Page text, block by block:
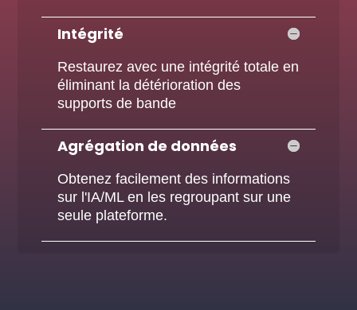
Intégrité
Restaurez avec une intégrité totale en
éliminant la détérioration des
supports de bande
Agrégation de données
Obtenez facilement des informations
sur l'IA/ML en les regroupant sur une
seule plateforme.